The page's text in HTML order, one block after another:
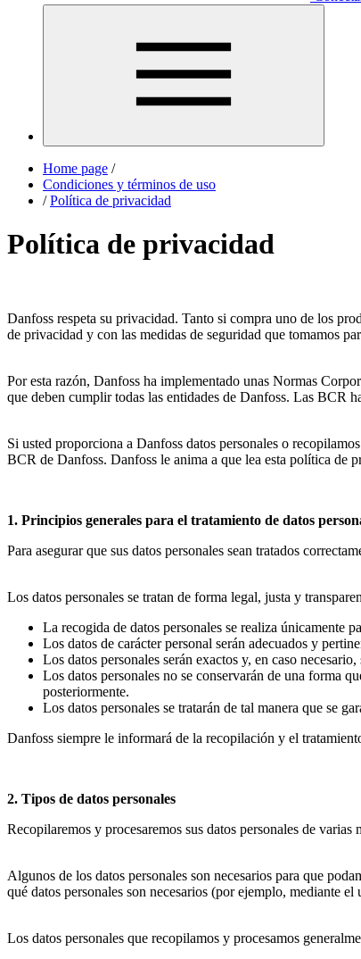
Home page /
Condiciones y términos de uso
/ Política de privacidad
Política de privacidad
Danfoss respeta su privacidad. Tanto si compra uno de los
de privacidad y con las medidas de seguridad que tomamos
Por esta razón, Danfoss ha implementado unas Normas
que deben cumplir todas las entidades de Danfoss. Las BCR
Si usted proporciona a Danfoss datos personales o
BCR de Danfoss. Danfoss le anima a que lea esta política de
1. Principios generales para el tratamiento de datos
Para asegurar que sus datos personales sean tratados
Los datos personales se tratan de forma legal, justa y
La recogida de datos personales se realiza únicamente
Los datos de carácter personal serán adecuados y
Los datos personales serán exactos y, en caso
Los datos personales no se conservarán de una forma
posteriormente.
Los datos personales se tratarán de tal manera que se
Danfoss siempre le informará de la recopilación y el
2. Tipos de datos personales
Recopilaremos y procesaremos sus datos personales de
Algunos de los datos personales son necesarios para que
qué datos personales son necesarios (por ejemplo, mediante
Los datos personales que recopilamos y procesamos